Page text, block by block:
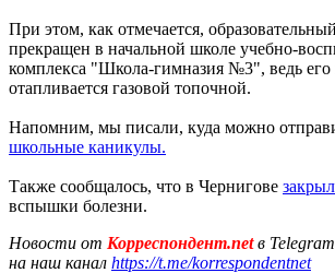
При этом, как отмечается,
прекращен в начальной школе учебно-
комплекса "Школа-гимназия №3", ведь
отапливается газовой топочной.
Напомним, мы писали, куда можно
школьные каникулы.
Также сообщалось, что в Чернигове
вспышки болезни.
Новости от Корреспондент.netв
на наш канал https://t.me/korrespondentnet